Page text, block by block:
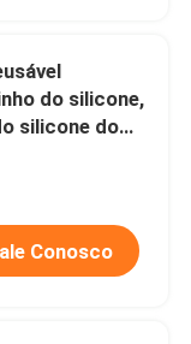
do silicone,
silicone do
Conosco